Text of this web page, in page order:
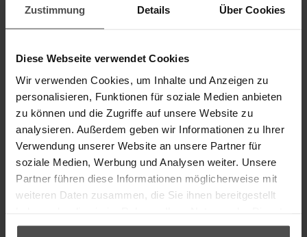
Zustimmung Details Über Cookies
Diese Webseite verwendet Cookies
Wir verwenden Cookies, um Inhalte und Anzeigen zu
personalisieren, Funktionen für soziale Medien anbieten
zu können und die Zugriffe auf unsere Website zu
analysieren. Außerdem geben wir Informationen zu Ihrer
Verwendung unserer Website an unsere Partner für
soziale Medien, Werbung und Analysen weiter. Unsere
Partner führen diese Informationen möglicherweise mit
weiteren Daten zusammen, die Sie ihnen bereitgestellt
gesammelt haben.
Removes oily/greasy stains and colour transfer from jeans
on pigmented leather
Details
Content
20,70 €
incl. VAT, plusshipping